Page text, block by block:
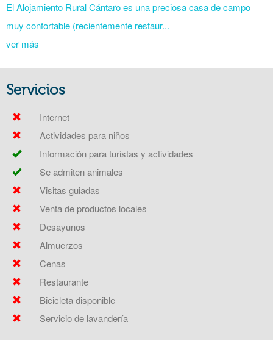
El Alojamiento Rural Cántaro es una preciosa casa de campo
muy confortable (recientemente restaur...
ver más
Servicios
Internet
Actividades para niños
Información para turistas y actividades
Se admiten animales
Visitas guiadas
Venta de productos locales
Desayunos
Almuerzos
Cenas
Restaurante
Bicicleta disponible
Servicio de lavandería